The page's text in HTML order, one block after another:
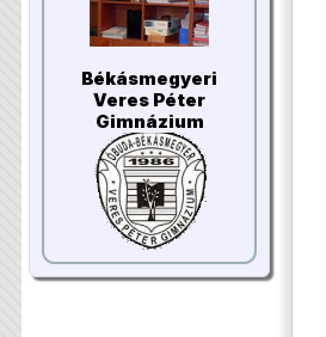
Békásmegyeri
Veres Péter
Gimnázium